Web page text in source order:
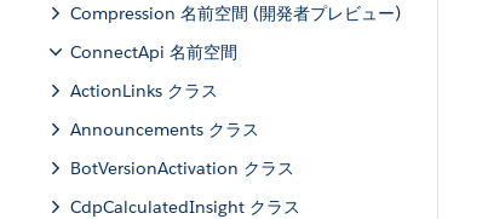
Compression 名前空間 (開発者プレビュー)
ConnectApi 名前空間
ActionLinks クラス
Announcements クラス
BotVersionActivation クラス
CdpCalculatedInsight クラス